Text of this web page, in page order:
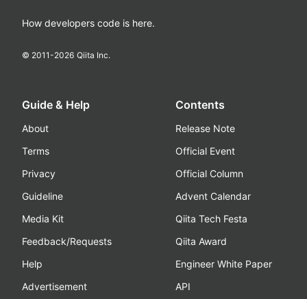
How developers code is here.
© 2011-2026 Qiita Inc.
Guide & Help
About
Terms
Privacy
Guideline
Media Kit
Feedback/Requests
Help
Advertisement
Contents
Release Note
Official Event
Official Column
Advent Calendar
Qiita Tech Festa
Qiita Award
Engineer White Paper
API